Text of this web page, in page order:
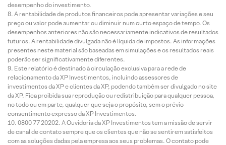
desempenho do investimento.
A rentabilidade de produtos financeiros pode apresentar variações e seu
preço ou valor pode aumentar ou diminuir num curto espaço de tempo. Os
desempenhos anteriores não são necessariamente indicativos de resultados
futuros. A rentabilidade divulgada não é líquida de impostos. As informações
presentes neste material são baseadas em simulações e os resultados reais
poderão ser significativamente diferentes.
Este relatório é destinado à circulação exclusiva para a rede de
relacionamento da XP Investimentos, incluindo assessores de
investimentos da XP e clientes da XP, podendo também ser divulgado no site
da XP. Fica proibida sua reprodução ou redistribuição para qualquer pessoa,
no todo ou em parte, qualquer que seja o propósito, sem o prévio
consentimento expresso da XP Investimentos.
0800 77 20202. A Ouvidoria da XP Investimentos tem a missão de servir
de canal de contato sempre que os clientes que não se sentirem satisfeitos
com as soluções dadas pela empresa aos seus problemas. O contato pode